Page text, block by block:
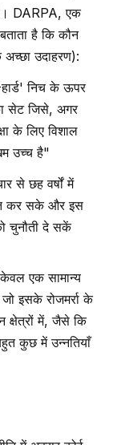
DARPA, एक
है कि कौन
अच्छा उदाहरण):
निच के ऊपर
सेट जिसे, अगर
के लिए विशाल
उच्च है"
से छह वर्षों में
कर सके और इस
चुनौती दे सकें
एक सामान्य
इसके रोजमर्रा के
क्षेत्रों में, जैसे कि
कुछ में उन्नतियाँ